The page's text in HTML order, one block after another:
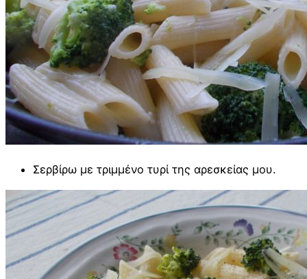
Σερβίρω με τριμμένο τυρί της αρεσκείας μου.